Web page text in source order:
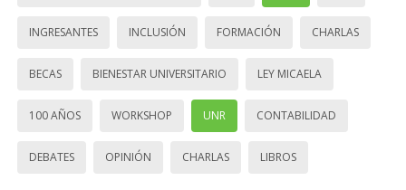
INGRESANTES INCLUSIÓN FORMACIÓN CHARLAS
BECAS BIENESTAR UNIVERSITARIO LEY MICAELA
100 AÑOS WORKSHOP UNR CONTABILIDAD
DEBATES OPINIÓN CHARLAS LIBROS